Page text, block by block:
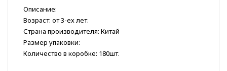
Описание:
Возраст: от 3-ех лет.
Страна производителя: Китай
Размер упаковки:
Количество в коробке: 180шт.